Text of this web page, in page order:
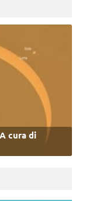
cura di